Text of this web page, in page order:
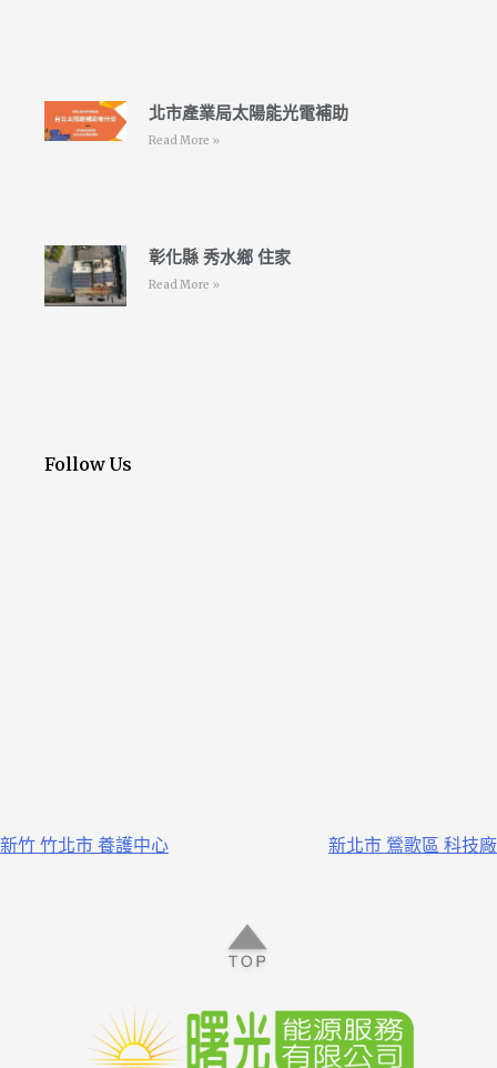
北市產業局太陽能光電補助
Read More »
彰化縣 秀水鄉 住家
Read More »
Follow Us
新竹 竹北市 養護中心 新北市 鶯歌區 科技廠